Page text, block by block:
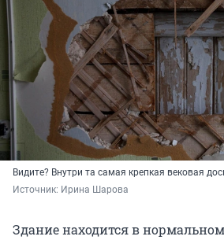
Видите? Внутри та самая крепкая вековая
Источник: Ирина Шарова
Здание находится в